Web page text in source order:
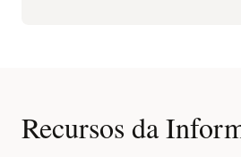
Recursos da